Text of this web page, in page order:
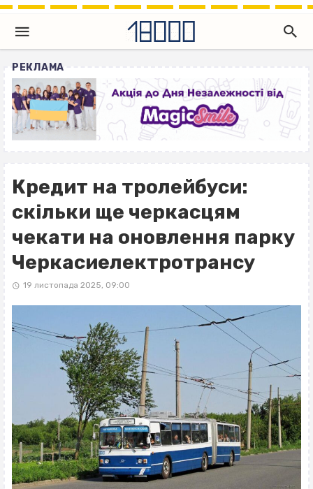
РЕКЛАМА
Кредит на тролейбуси:
скільки ще черкасцям
чекати на оновлення парку
Черкасиелектротрансу
19 листопада 2025, 09:00